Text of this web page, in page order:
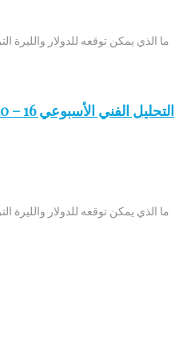
ما الذي يمكن توقعه للدولار والليرة
ما الذي يمكن توقعه للدولار والليرة